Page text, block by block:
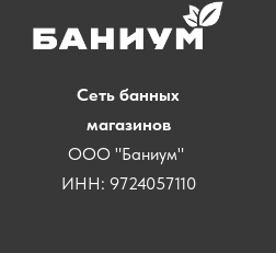
Сеть банных
магазинов
ООО "Баниум"
ИНН: 9724057110